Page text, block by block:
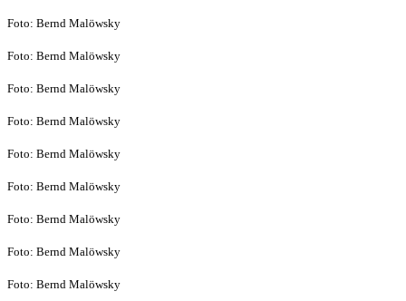
Foto: Bernd Malöwsky
Foto: Bernd Malöwsky
Foto: Bernd Malöwsky
Foto: Bernd Malöwsky
Foto: Bernd Malöwsky
Foto: Bernd Malöwsky
Foto: Bernd Malöwsky
Foto: Bernd Malöwsky
Foto: Bernd Malöwsky